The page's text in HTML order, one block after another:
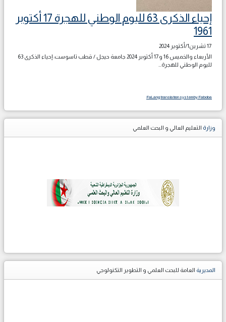
إحياء الذكرى 63 لليوم الوطني للهجرة 17 أكتوبر
1961
17 تشرين1/أكتوير 2024
الأربعاء والخميس 16 و17 أكتوبر 2024 جامعة حيجل / قطب تاسوست: إحياء الذكرى 63
لليوم الوطني للهجرة...
FaLang translation system by Faboba
وزارة التعليم العالي و البحث العلمي
المديرية العامة للبحث العلمي و التطوير التكنولوجي